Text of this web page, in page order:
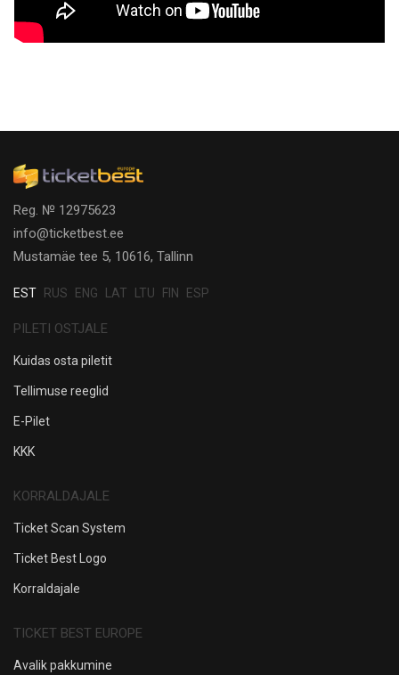
Reg. № 12975623
info@ticketbest.ee
Mustamäe tee 5, 10616, Tallinn
EST RUS ENG LAT LTU FIN ESP
PILETI OSTJALE
Kuidas osta piletit
Tellimuse reeglid
E-Pilet
KKK
KORRALDAJALE
Ticket Scan System
Ticket Best Logo
Korraldajale
TICKET BEST EUROPE
Avalik pakkumine